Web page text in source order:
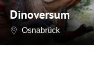
Dinoversum
Osnabrück